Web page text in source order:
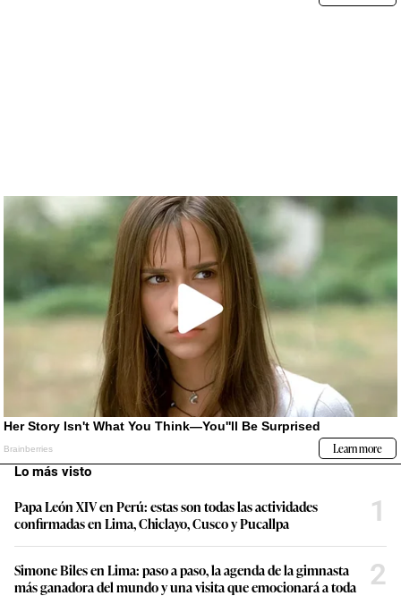
Lo más visto
Papa León XIV en Perú: estas son todas las actividades
confirmadas en Lima, Chiclayo, Cusco y Pucallpa
1
Simone Biles en Lima: paso a paso, la agenda de la gimnasta
más ganadora del mundo y una visita que emocionará a toda
2